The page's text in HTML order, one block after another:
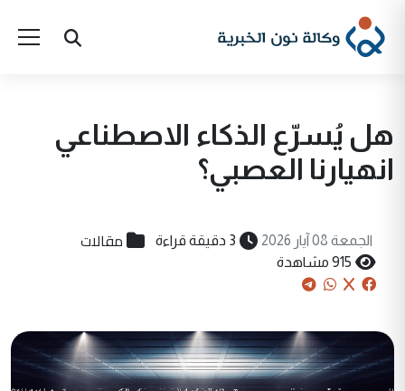
هل يُسرّع الذكاء الاصطناعي
انهيارنا العصبي؟
الجمعة 08 آيار 2026 3 دقيقة قراءة مقالات
915 مشاهدة